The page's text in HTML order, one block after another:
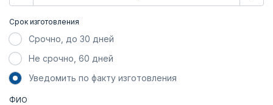
Срок изготовления
Срочно, до 30 дней
Не срочно, 60 дней
Уведомить по факту изготовления
ФИО